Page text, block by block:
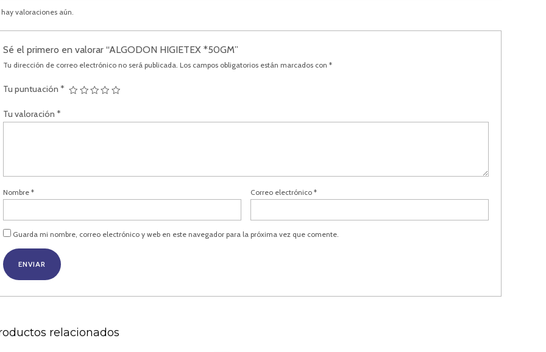
valoraciones aún.
Sé el primero en valorar “ALGODON HIGIETEX *50GM”
Tu dirección de correo electrónico no será publicada. Los campos obligatorios están marcados con*
Tu puntuación*
Tu valoración*
Nombre* Correo electrónico*
Guarda mi nombre, correo electrónico y web en este navegador para la próxima vez que comente.
relacionados